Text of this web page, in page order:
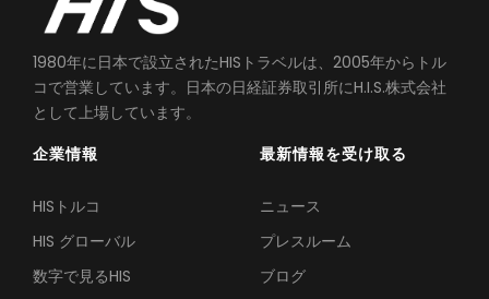
1980年に日本で設立されたHISトラベルは、2005年からトル
コで営業しています。日本の日経証券取引所にH.I.S.株式会社
として上場しています。
企業情報
HISトルコ
HIS グローバル
数字で見るHIS
最新情報を受け取る
ニュース
プレスルーム
ブログ